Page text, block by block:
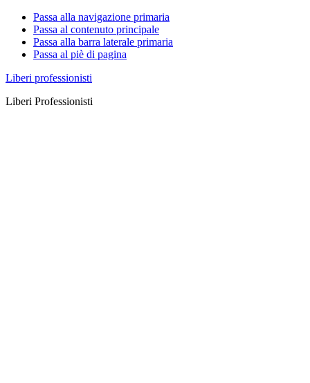
Passa alla navigazione primaria
Passa al contenuto principale
Passa alla barra laterale primaria
Passa al piè di pagina
Liberi professionisti
Liberi Professionisti